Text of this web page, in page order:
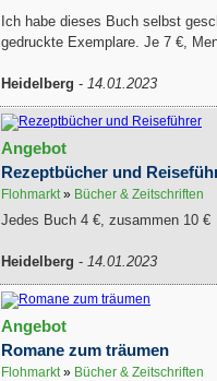
Ich habe dieses Buch selbst
gedruckte Exemplare. Je 7 €,
Heidelberg - 14.01.2023
Angebot
Rezeptbücher und
Flohmarkt» Bücher & Zeitschriften
Jedes Buch 4 €, zusammen 10 €
Heidelberg - 14.01.2023
Angebot
Romane zum träumen
Flohmarkt» Bücher & Zeitschriften